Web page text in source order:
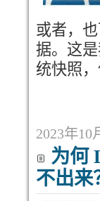
或者，
据。这
统快照
2023年10
为何
不出来